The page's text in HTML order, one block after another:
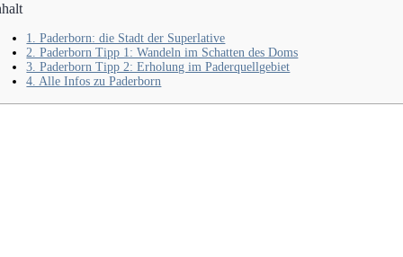
1. Paderborn: die Stadt der Superlative
2. Paderborn Tipp 1: Wandeln im Schatten des Doms
3. Paderborn Tipp 2: Erholung im Paderquellgebiet
4. Alle Infos zu Paderborn